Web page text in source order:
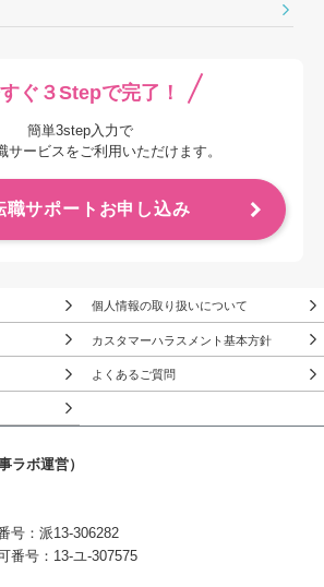
ぐ３Stepで完了！
簡単3step入力で
サービスをご利用いただけます。
職サポートお申し込み
個人情報の取り扱いについて
カスタマーハラスメント基本方針
よくあるご質問
ラボ運営）
号：派13-306282
番号：13-ユ-307575